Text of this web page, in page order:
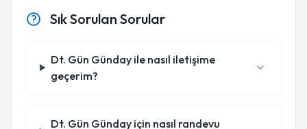
Sık Sorulan Sorular
Dt. Gün Günday ile nasıl iletişime
geçerim?
Dt. Gün Günday için nasıl randevu